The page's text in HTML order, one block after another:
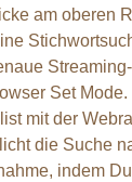
am oberen
Set
mit der
die Suche
indem